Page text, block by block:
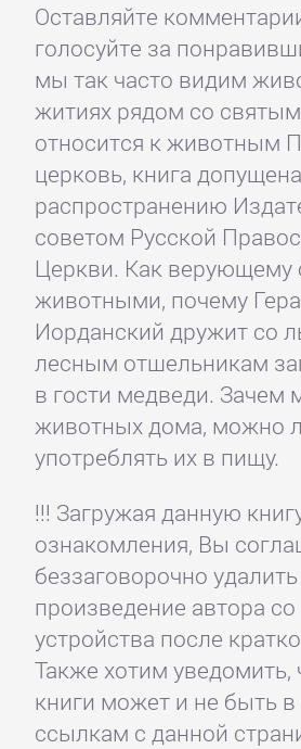
Оставляйте
голосуйте за
мы так часто видим
житиях рядом со
относится к животным
церковь, книга
распространению
советом Русской
Церкви. Как верующему
животными, почему
Иорданский дружит со
лесным отшельникам
в гости медведи. Зачем
животных дома, можно
употреблять их в пищу.
!!! Загружая данную
ознакомления, Вы
беззаговорочно удалить
произведение автора со
устройства после
Также хотим уведомить,
книги может и не быть
ссылкам с данной